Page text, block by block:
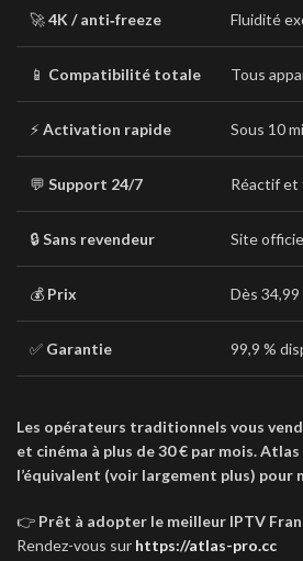
🚀4K / anti‑freeze Fluidité
📱 Compatibilité totale Tous
⚡ Activation rapide Sous 10
💬 Support 24/7 Réactif et
🔒Sans revendeur Site
💰 Prix Dès 34,99
✅ Garantie 99,9 %
Les opérateurs traditionnels vous
et cinéma à plus de 30 € par mois.
l’équivalent (voir largement plus) pour
👉 Prêt à adopter le meilleur IPTV
Rendez-vous sur https://atlas-pro.cc